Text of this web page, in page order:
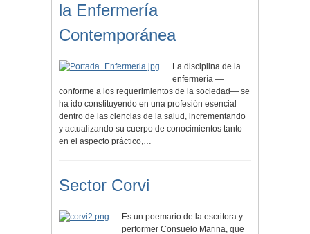
la Enfermería
Contemporánea
La disciplina de la
enfermería —
conforme a los requerimientos de la sociedad— se
ha ido constituyendo en una profesión esencial
dentro de las ciencias de la salud, incrementando
y actualizando su cuerpo de conocimientos tanto
en el aspecto práctico,…
Sector Corvi
Es un poemario de la escritora y
performer Consuelo Marina, que